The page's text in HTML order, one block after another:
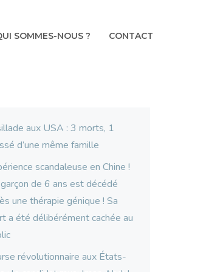
SOMMES-NOUS ? CONTACT
aux USA : 3 morts, 1
d’une même famille
scandaleuse en Chine !
de 6 ans est décédé
une thérapie génique ! Sa
a été délibérément cachée au
révolutionnaire aux États-